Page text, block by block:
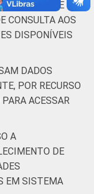
– TIC
DE
CONSULTA AOS
DISPONÍVEIS
DADOS
POR RECURSO
ACESSAR
A
DE
EM SISTEMA